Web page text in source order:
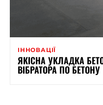
ІННОВАЦІЇ
ЯКІСНА УКЛАДКА
ВІБРАТОРА ПО БЕТОНУ